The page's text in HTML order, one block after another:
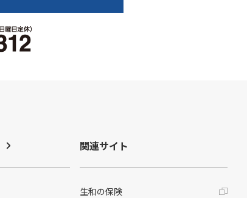
関連サイト
生和の保険